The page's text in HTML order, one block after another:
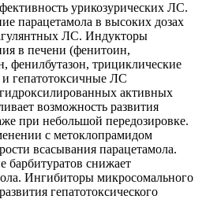
урикозурических ЛС.
парацетамола в высоких дозах
ЛС. Индукторы
в печени (фенитоин,
фенилбутазон, трициклические
и гепатотоксичные ЛС
активных
возможность развития
при небольшой передозировке.
с метоклопрамидом
всасывания парацетамола.
барбитуратов снижает
Ингибиторы микросомального
гепатотоксического